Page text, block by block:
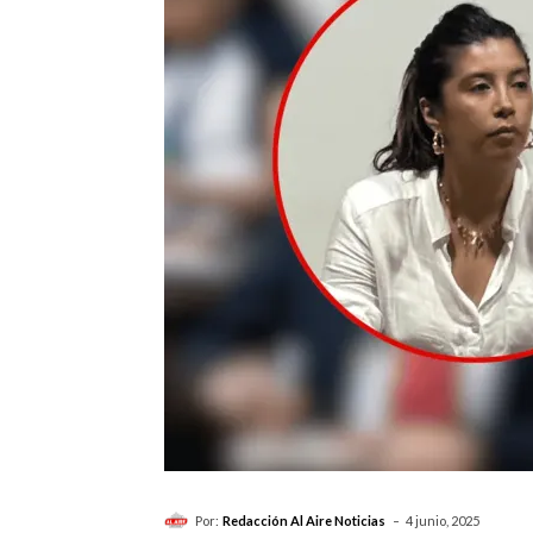
Por: Redacción Al Aire Noticias - 4 junio, 2025